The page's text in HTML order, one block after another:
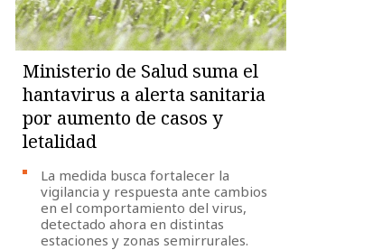
Ministerio de Salud suma el
hantavirus a alerta sanitaria
por aumento de casos y
letalidad
La medida busca fortalecer la
vigilancia y respuesta ante cambios
en el comportamiento del virus,
detectado ahora en distintas
estaciones y zonas semirrurales.